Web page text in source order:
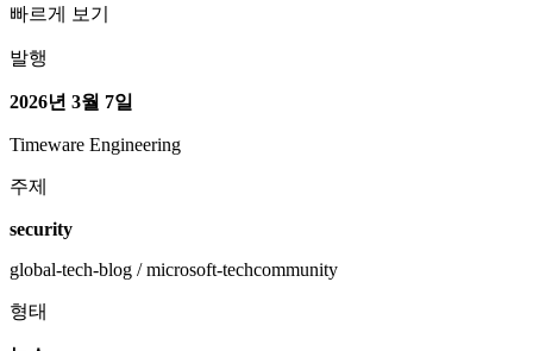
빠르게 보기
발행
2026년 3월 7일
Timeware Engineering
주제
security
global-tech-blog / microsoft-techcommunity
형태